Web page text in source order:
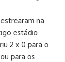
na
estádio
2 x 0 para o
para os